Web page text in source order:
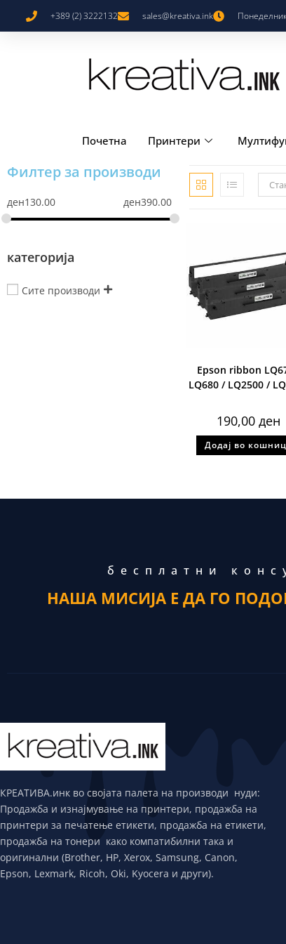
+389 (2) 3222132 sales@kreativa.ink
Почетна Принтери
Филтер за производи
ден130.00 ден390.00
категорија
Сите производи
Epson ribbon
LQ680 / LQ2500 /
190,00ден
Додај во
бесплатни
НАША МИСИЈА Е ДА ГО
КРЕАТИВА.инк во својата палета на производи нуди:
Продажба и изнајмување на принтери, продажба на
принтери за печатење етикети, продажба на етикети,
продажба на тонери како компатибилни така и
оригинални (Brother, HP, Xerox, Samsung, Canon,
Epson, Lexmark, Ricoh, Oki, Kyocera и други).